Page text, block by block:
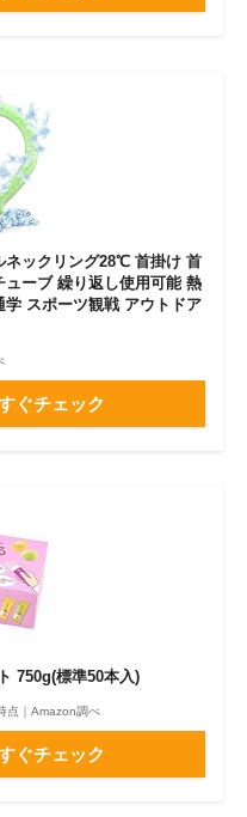
ネックリング28℃ 首掛け 首
ーブ 繰り返し使用可能 熱
スポーツ観戦 アウトドア
ぐチェック
750g(標準50本入)
点｜Amazon調べ
ぐチェック